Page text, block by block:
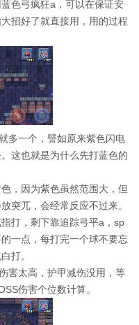
色弓疯狂a，可以在保证安
招好了就直接用，用的过程
多一个，譬如原来紫色闪电
这也就是为什么先打蓝色的
，因为紫色虽然范围大，但
突兀，会经常反应不过来。
打，剩下靠追踪弓平a，sp
一点，每打完一个球不要忘
打。
害太高，护甲减伤没用，等
伤害个位数计算。